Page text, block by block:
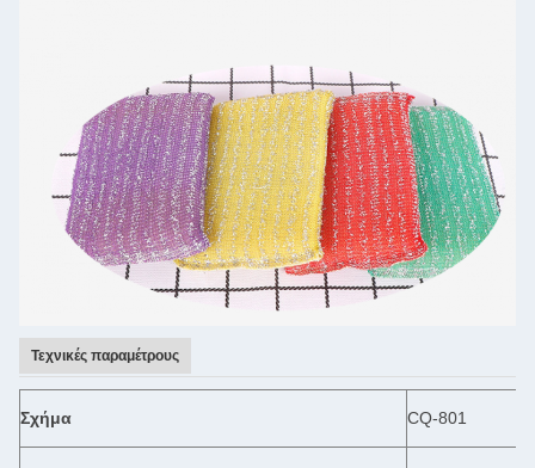
Τεχνικές παραμέτρους
Σχήμα CQ-801